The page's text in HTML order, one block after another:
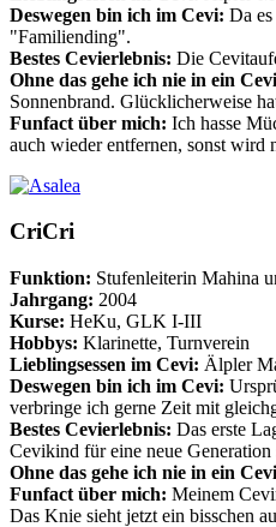
Deswegen bin ich im Cevi: Da
"Familiending".
Bestes Cevierlebnis: Die
Ohne das gehe ich nie in ein
Sonnenbrand. Glücklicherweise
Funfact über mich: Ich hasse
auch wieder entfernen, sonst wird
CriCri
Funktion: Stufenleiterin Mahina
Jahrgang: 2004
Kurse: HeKu, GLK I-III
Hobbys: Klarinette, Turnverein
Lieblingsessen im Cevi: Älpler
Deswegen bin ich im Cevi:
verbringe ich gerne Zeit mit
Bestes Cevierlebnis: Das erste
Cevikind für eine neue Generation
Ohne das gehe ich nie in ein
Funfact über mich: Meinem
Das Knie sieht jetzt ein bisschen